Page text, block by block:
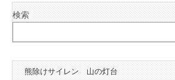
検索
熊除けサイレン 山の灯台